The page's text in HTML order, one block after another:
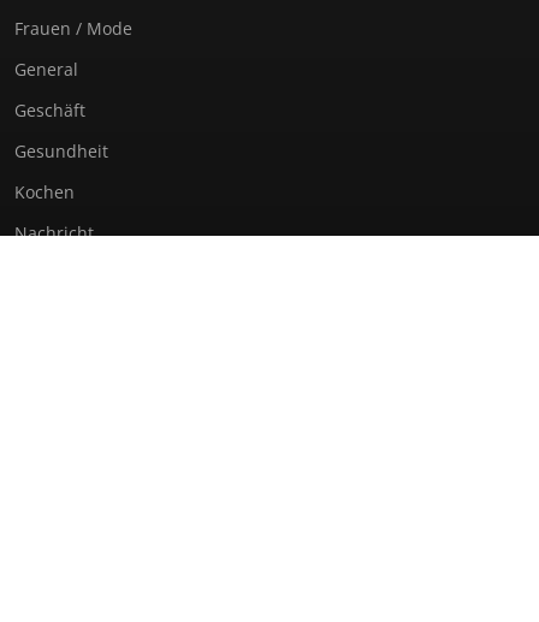
Frauen / Mode
General
Geschäft
Gesundheit
Kochen
Nachricht